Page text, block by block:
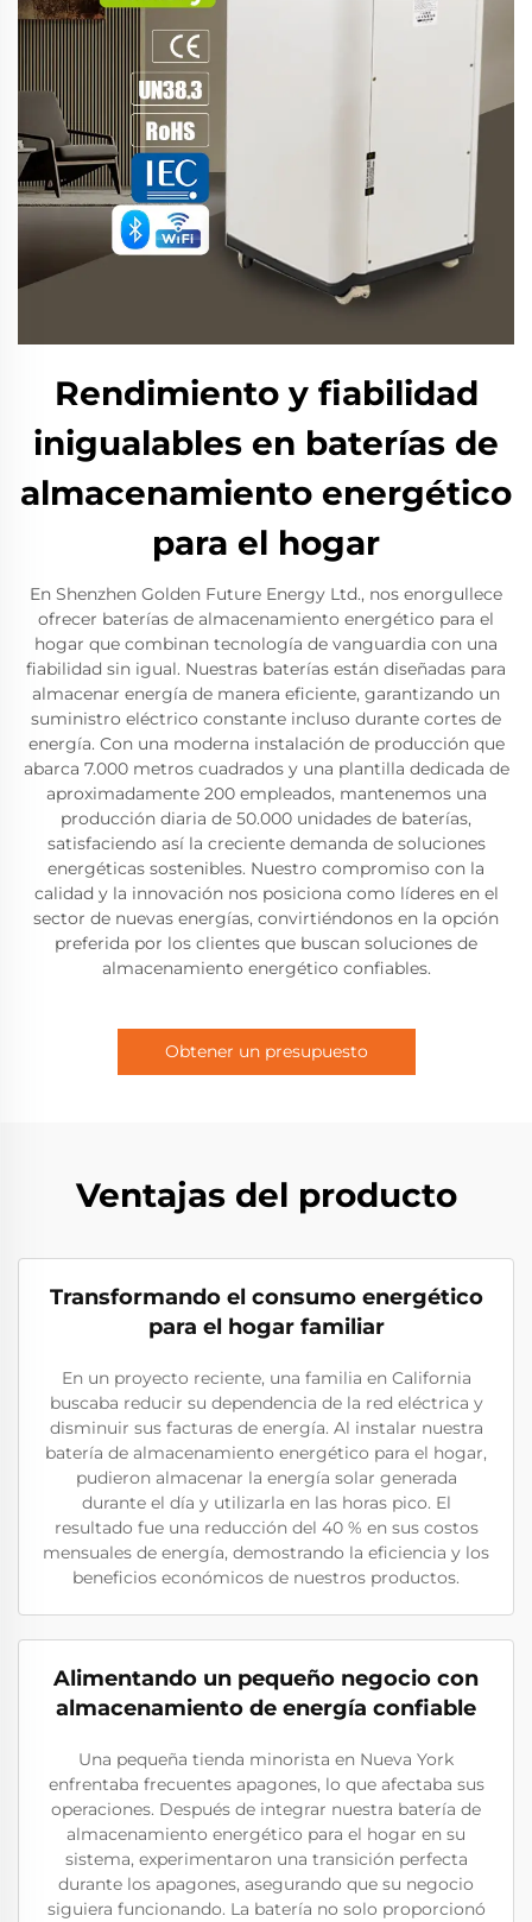
Rendimiento y fiabilidad
inigualables en baterías de
almacenamiento energético
para el hogar
En Shenzhen Golden Future Energy Ltd., nos enorgullece
ofrecer baterías de almacenamiento energético para el
hogar que combinan tecnología de vanguardia con una
fiabilidad sin igual. Nuestras baterías están diseñadas para
almacenar energía de manera eficiente, garantizando un
suministro eléctrico constante incluso durante cortes de
energía. Con una moderna instalación de producción que
abarca 7.000 metros cuadrados y una plantilla dedicada de
aproximadamente 200 empleados, mantenemos una
producción diaria de 50.000 unidades de baterías,
satisfaciendo así la creciente demanda de soluciones
energéticas sostenibles. Nuestro compromiso con la
calidad y la innovación nos posiciona como líderes en el
sector de nuevas energías, convirtiéndonos en la opción
preferida por los clientes que buscan soluciones de
almacenamiento energético confiables.
Obtener un presupuesto
Ventajas del producto
Transformando el consumo energético
para el hogar familiar
En un proyecto reciente, una familia en California
buscaba reducir su dependencia de la red eléctrica y
disminuir sus facturas de energía. Al instalar nuestra
batería de almacenamiento energético para el hogar,
pudieron almacenar la energía solar generada
durante el día y utilizarla en las horas pico. El
resultado fue una reducción del 40 % en sus costos
mensuales de energía, demostrando la eficiencia y los
beneficios económicos de nuestros productos.
Alimentando un pequeño negocio con
almacenamiento de energía confiable
Una pequeña tienda minorista en Nueva York
enfrentaba frecuentes apagones, lo que afectaba sus
operaciones. Después de integrar nuestra batería de
almacenamiento energético para el hogar en su
sistema, experimentaron una transición perfecta
durante los apagones, asegurando que su negocio
siguiera funcionando. La batería no solo proporcionó